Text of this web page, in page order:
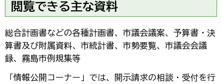
閲覧できる主な資料
総合計画書などの各種計画書、市議会議案、予算書・決
算書及び附属資料、市統計書、市勢要覧、市議会会議
録、霧島市例規集等
「情報公開コーナー」では、開示請求の相談・受付を行